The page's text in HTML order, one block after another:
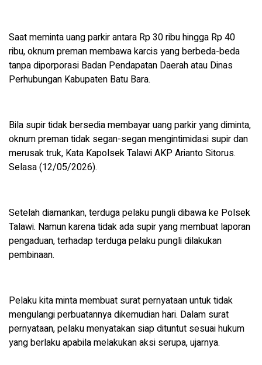
‎Saat meminta uang parkir antara Rp 30 ribu hingga Rp 40
ribu, oknum preman membawa karcis yang berbeda-beda
tanpa diporporasi Badan Pendapatan Daerah atau Dinas
Perhubungan Kabupaten Batu Bara.
‎Bila supir tidak bersedia membayar uang parkir yang diminta,
oknum preman tidak segan-segan mengintimidasi supir dan
merusak truk, Kata Kapolsek Talawi AKP Arianto Sitorus.
Selasa (12/05/2026).
‎‎Setelah diamankan, terduga pelaku pungli dibawa ke Polsek
Talawi. Namun karena tidak ada supir yang membuat laporan
pengaduan, terhadap terduga pelaku pungli dilakukan
pembinaan.
‎‎Pelaku kita minta membuat surat pernyataan untuk tidak
mengulangi perbuatannya dikemudian hari. Dalam surat
pernyataan, pelaku menyatakan siap dituntut sesuai hukum
yang berlaku apabila melakukan aksi serupa, ujarnya.